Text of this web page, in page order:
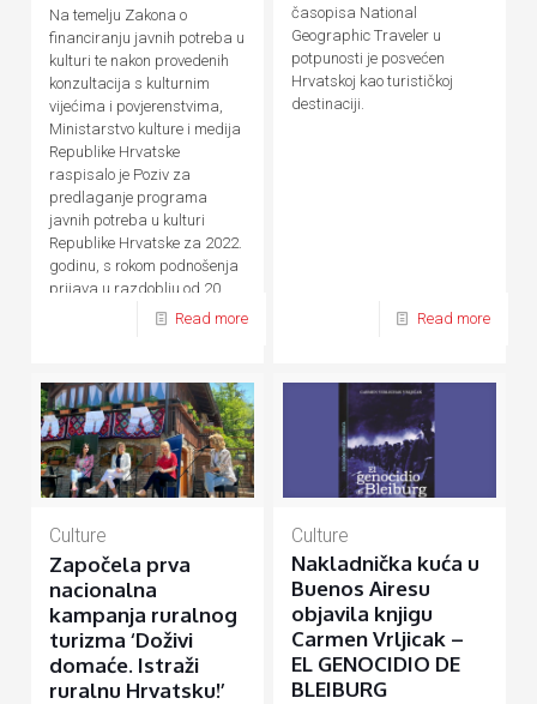
Na temelju Zakona o
financiranju javnih potreba u
kulturi te nakon provedenih
konzultacija s kulturnim
vijećima i povjerenstvima,
Ministarstvo kulture i medija
Republike Hrvatske
raspisalo je Poziv za
predlaganje programa
javnih potreba u kulturi
Republike Hrvatske za 2022.
godinu, s rokom podnošenja
prijava u razdoblju od 20.
rujna do 20. listopada 2021.
Read more
časopisa National
Geographic Traveler u
potpunosti je posvećen
Hrvatskoj kao turističkoj
destinaciji.
Read more
Culture
Započela prva
nacionalna
kampanja ruralnog
turizma ‘Doživi
domaće. Istraži
ruralnu Hrvatsku!’
Culture
Nakladnička kuća u
Buenos Airesu
objavila knjigu
Carmen Vrljicak –
EL GENOCIDIO DE
BLEIBURG